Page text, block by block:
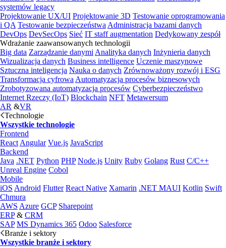
systemów legacy
Projektowanie UX/UI Projektowanie 3D Testowanie oprogramowania
i QA Testowanie bezpieczeństwa Administracja bazami danych
DevOps DevSecOps Sieć IT staff augmentation Dedykowany zespół
Wdrażanie zaawansowanych technologii
Big data Zarządzanie danymi Analityka danych Inżynieria danych
Wizualizacja danych Business intelligence Uczenie maszynowe
Sztuczna inteligencja Nauka o danych Zrównoważony rozwój i ESG
Transformacja cyfrowa Automatyzacja procesów biznesowych
Zrobotyzowana automatyzacja procesów Cyberbezpieczeństwo
Internet Rzeczy (IoT) Blockchain NFT Metawersum
AR &VR
Technologie
Wszystkie technologie
Frontend
React Angular Vue.js JavaScript
Backend
Java .NET Python PHP Node.js Unity Ruby Golang Rust C/C++
Unreal Engine Cobol
Mobile
iOS Android Flutter React Native Xamarin .NET MAUI Kotlin Swift
Chmura
AWS Azure GCP Sharepoint
ERP& CRM
SAP MS Dynamics 365 Odoo Salesforce
Branże i sektory
Wszystkie branże i sektory